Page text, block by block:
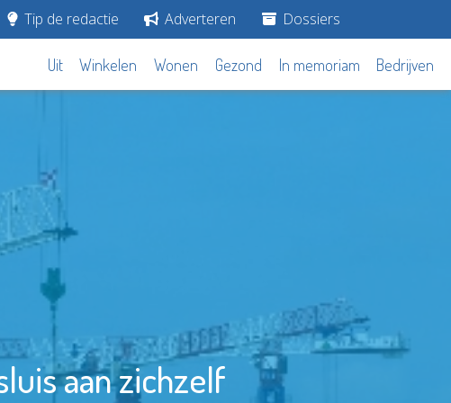
Tip de redactie Adverteren Dossiers
Uit Winkelen Wonen Gezond In memoriam Bedrijven
aan zichzelf